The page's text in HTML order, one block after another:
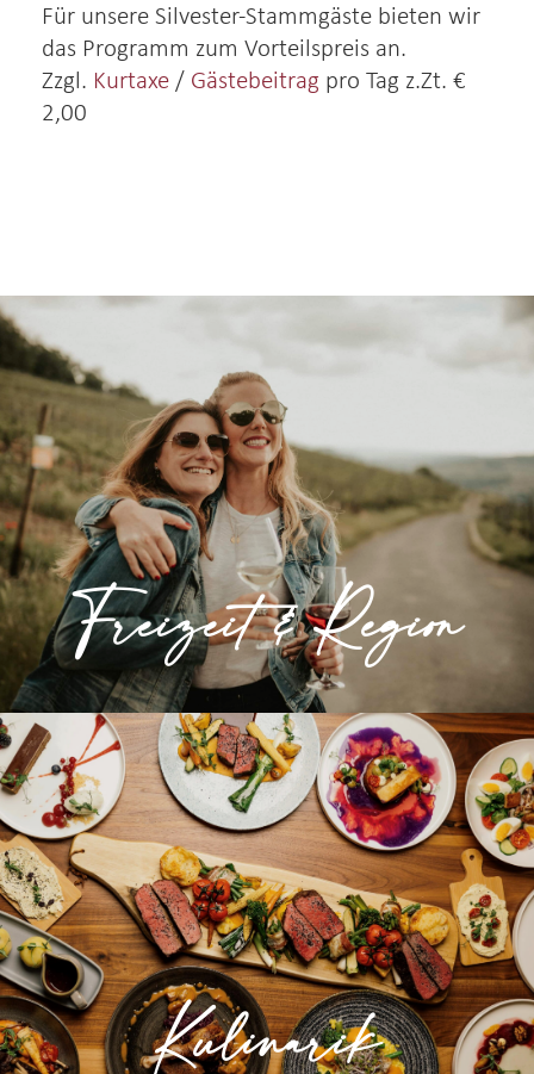
Für unsere Silvester-Stammgäste bieten wir
das Programm zum Vorteilspreis an.
Zzgl. Kurtaxe/ Gästebeitrag pro Tag z.Zt. €
2,00
Freizeit & Region
Freizeit & Region
Wunderschöne Landschaften und vielfältige
Freizeitangebote machen das Ahrtal zum
idealen Ausflugsziel.
» Mehr erfahren
Kulinarik
Kulinarik
Hier genießen sie unsere frische, regionale
Küche in behaglicher Atmosphäre.
» Mehr erfahren